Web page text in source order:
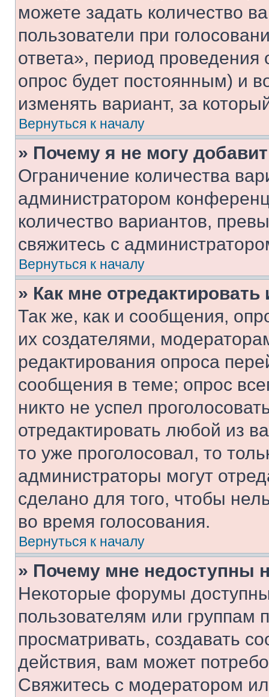
можете задать количество
пользователи при
ответа», период проведения
опрос будет постоянным) и
изменять вариант, за
Вернуться к началу
» Почему я не могу
Ограничение количества
администратором
количество вариантов,
свяжитесь с
Вернуться к началу
» Как мне
Так же, как и сообщения,
их создателями,
редактирования опроса
сообщения в теме; опрос
никто не успел
отредактировать любой из
то уже проголосовал, то
администраторы могут
сделано для того, чтобы
во время голосования.
Вернуться к началу
» Почему мне недоступны
Некоторые форумы
пользователям или группам
просматривать, создавать
действия, вам может
Свяжитесь с модератором